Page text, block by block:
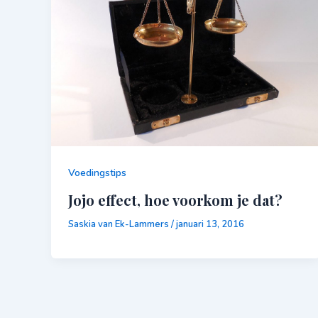
Voedingstips
Jojo effect, hoe voorkom je dat?
Saskia van Ek-Lammers /januari 13, 2016